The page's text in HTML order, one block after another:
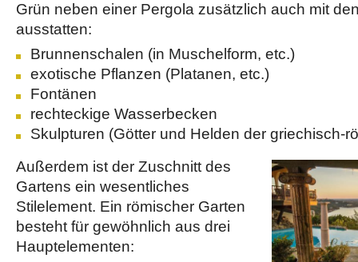
Grün neben einer Pergola zusätzlich auch mit
ausstatten:
Brunnenschalen (in Muschelform, etc.)
exotische Pflanzen (Platanen, etc.)
Fontänen
rechteckige Wasserbecken
Skulpturen (Götter und Helden der griechisch-
Außerdem ist der Zuschnitt des
Gartens ein wesentliches
Stilelement. Ein römischer Garten
besteht für gewöhnlich aus drei
Hauptelementen: